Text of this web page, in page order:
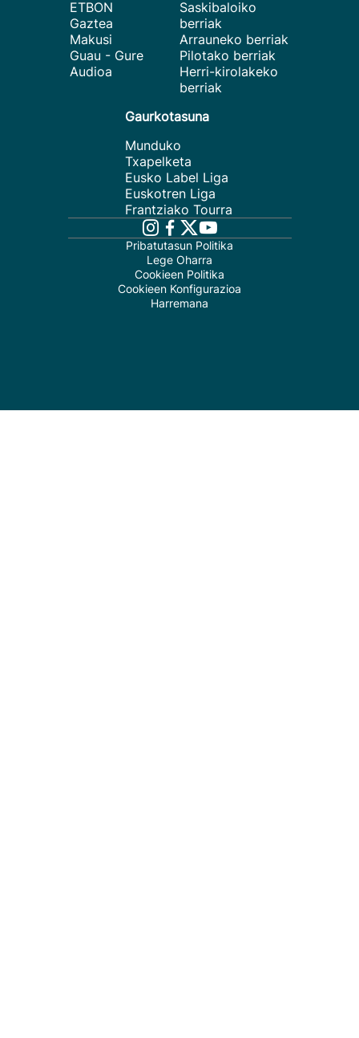
ETBON
Gaztea
Makusi
Guau - Gure
Audioa
Saskibaloiko
berriak
Arrauneko berriak
Pilotako berriak
Herri-kirolakeko
berriak
Gaurkotasuna
Munduko
Txapelketa
Eusko Label Liga
Euskotren Liga
Frantziako Tourra
Pribatutasun Politika
Lege Oharra
Cookieen Politika
Cookieen Konfigurazioa
Harremana